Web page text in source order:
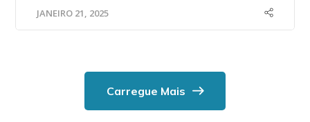
JANEIRO 21, 2025
Carregue Mais